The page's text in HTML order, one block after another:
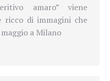
amaro” viene
di immagini che
a Milano